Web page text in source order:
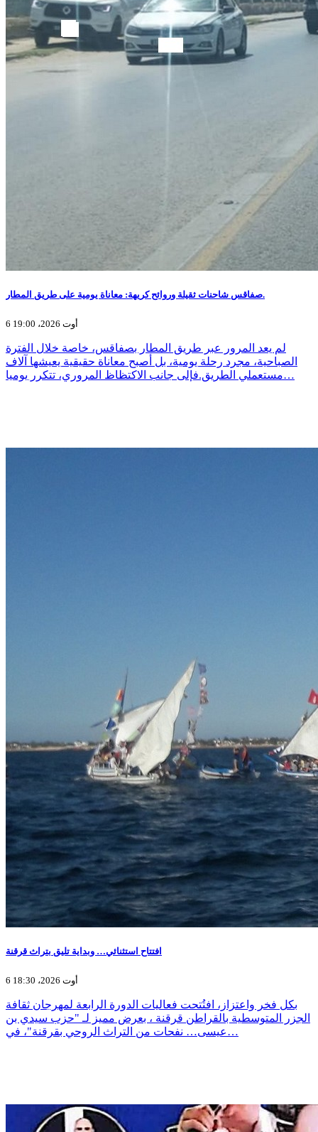
صفاقس شاحنات ثقيلة وروائح كريهة: معاناة يومية على طريق المطار.
6 أوت 2026، 19:00
لم يعد المرور عبر طريق المطار بصفاقس، خاصة خلال الفترة
الصباحية، مجرد رحلة يومية، بل أصبح معاناة حقيقية يعيشها آلاف
مستعملي الطريق.فإلى جانب الاكتظاظ المروري، تتكرر يوميا…
افتتاح استثنائي… وبداية تليق بتراث قرقنة
6 أوت 2026، 18:30
بكل فخر واعتزاز، افتُتحت فعاليات الدورة الرابعة لمهرجان ثقافة
الجزر المتوسطية بالقراطن قرقنة ، بعرض مميز لـ "حزب سيدي بن
عيسى… نفحات من التراث الروحي بقرقنة"، في…